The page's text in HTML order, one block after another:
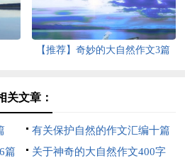
【推荐】奇妙的大自然作文3篇
关文章：
有关保护自然的作文汇编十篇
篇
关于神奇的大自然作文400字